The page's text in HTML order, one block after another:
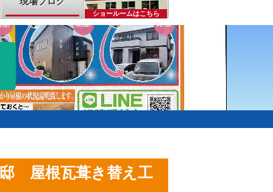
ショールームはこちら
屋根瓦葺き替え工